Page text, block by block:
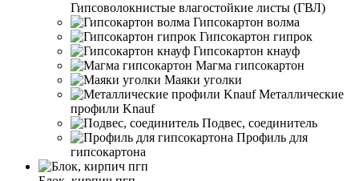
Гипсоволокнистые влагостойкие листы (ГВЛ)
Гипсокартон волма
Гипсокартон гипрок
Гипсокартон кнауф
Магма гипсокартон
Маяки уголки
Металлические
профили Knauf
Подвес, соединитель
Профиль для
гипсокартона